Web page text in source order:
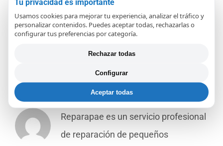
¡Comparte en redes sociales!
Facebook
X LinkedInWhatsApp
Sobre el Autor: REPARAPAE
Reparapae es un servicio profesional
de reparación de pequeños
Usamos cookies para mejorar tu experiencia, analizar el tráfico y
personalizar contenidos. Puedes aceptar todas, rechazarlas o
configurar tus preferencias por categoría.
Rechazar todas
Configurar
Aceptar todas